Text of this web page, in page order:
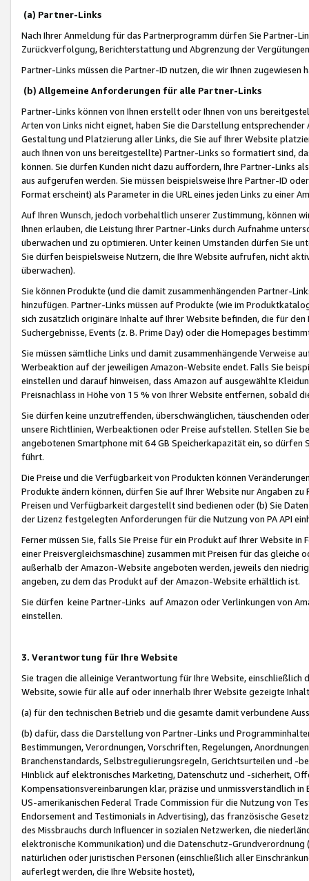
(a) Partner-Links
Nach Ihrer Anmeldung für das Partnerprogramm dürfen Sie Partner-
Zurückverfolgung, Berichterstattung und Abgrenzung der
Partner-Links müssen die Partner-ID nutzen, die wir Ihnen zugewiesen
(b) Allgemeine Anforderungen für alle Partner-Links
Partner-Links können von Ihnen erstellt oder Ihnen von uns
Arten von Links nicht eignet, haben Sie die Darstellung
Gestaltung und Platzierung aller Links, die Sie auf Ihrer Website
auch Ihnen von uns bereitgestellte) Partner-Links so formatiert sind,
können. Sie dürfen Kunden nicht dazu auffordern, Ihre Partner-Links
aus aufgerufen werden. Sie müssen beispielsweise Ihre Partner-ID
Format erscheint) als Parameter in die URL eines jeden Links zu einer
Auf Ihren Wunsch, jedoch vorbehaltlich unserer Zustimmung, können
Ihnen erlauben, die Leistung Ihrer Partner-Links durch Aufnahme
überwachen und zu optimieren. Unter keinen Umständen dürfen Sie
Sie dürfen beispielsweise Nutzern, die Ihre Website aufrufen, nicht
überwachen).
Sie können Produkte (und die damit zusammenhängenden Partner-
hinzufügen. Partner-Links müssen auf Produkte (wie im
sich zusätzlich originäre Inhalte auf Ihrer Website befinden, die für
Suchergebnisse, Events (z. B. Prime Day) oder die Homepages
Sie müssen sämtliche Links und damit zusammenhängende
Werbeaktion auf der jeweiligen Amazon-Website endet. Falls Sie
einstellen und darauf hinweisen, dass Amazon auf ausgewählte
Preisnachlass in Höhe von 15 % von Ihrer Website entfernen, sobald
Sie dürfen keine unzutreffenden, überschwänglichen, täuschenden
unsere Richtlinien, Werbeaktionen oder Preise aufstellen. Stellen Sie
angebotenen Smartphone mit 64 GB Speicherkapazität ein, so dürfen
führt.
Die Preise und die Verfügbarkeit von Produkten können
Produkte ändern können, dürfen Sie auf Ihrer Website nur Angaben
Preisen und Verfügbarkeit dargestellt sind bedienen oder (b) Sie
der Lizenz festgelegten Anforderungen für die Nutzung von PA API
Ferner müssen Sie, falls Sie Preise für ein Produkt auf Ihrer Website
einer Preisvergleichsmaschine) zusammen mit Preisen für das
außerhalb der Amazon-Website angeboten werden, jeweils den
angeben, zu dem das Produkt auf der Amazon-Website erhältlich ist.
Sie dürfen keine Partner-Links auf Amazon oder Verlinkungen von
einstellen.
3. Verantwortung für Ihre Website
Sie tragen die alleinige Verantwortung für Ihre Website,
Website, sowie für alle auf oder innerhalb Ihrer Website gezeigte
(a) für den technischen Betrieb und die gesamte damit verbundene
(b) dafür, dass die Darstellung von Partner-Links und
Bestimmungen, Verordnungen, Vorschriften, Regelungen,
Branchenstandards, Selbstregulierungsregeln, Gerichtsurteilen und -
Hinblick auf elektronisches Marketing, Datenschutz und -sicherheit,
Kompensationsvereinbarungen klar, präzise und unmissverständlich
US-amerikanischen Federal Trade Commission für die Nutzung von
Endorsement and Testimonials in Advertising), das französische
des Missbrauchs durch Influencer in sozialen Netzwerken, die
elektronische Kommunikation) und die Datenschutz-
natürlichen oder juristischen Personen (einschließlich aller
auferlegt werden, die Ihre Website hostet),